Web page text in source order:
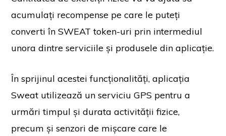
acumulați recompense pe care le puteți
converti în SWEAT token-uri prin intermediul
unora dintre serviciile și produsele din aplicație.
În sprijinul acestei funcționalități, aplicația
Sweat utilizează un serviciu GPS pentru a
urmări timpul și durata activității fizice,
precum și senzori de mișcare care le